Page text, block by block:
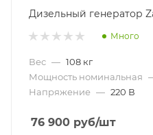
Дизельный
Много
Вес — 108 кг
Мощность номинальная
Напряжение — 220 В
76 900 руб/шт